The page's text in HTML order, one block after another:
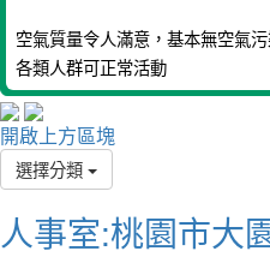
空氣質量令人滿意，基本無空氣
各類人群可正常活動
開啟上方區塊
選擇分類
人事室:桃園市大